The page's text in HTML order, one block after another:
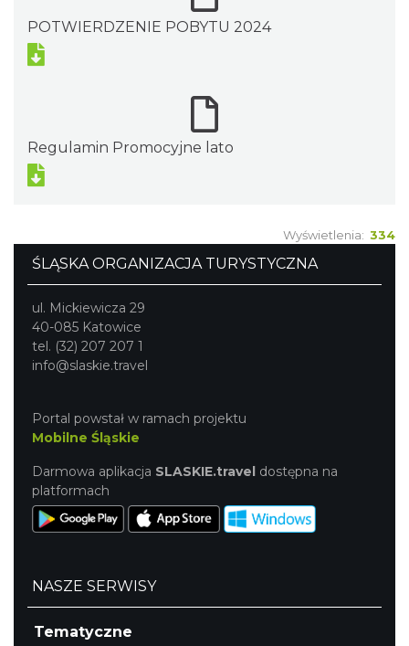
POTWIERDZENIE POBYTU 2024
Regulamin Promocyjne lato
Wyświetlenia: 334
ŚLĄSKA ORGANIZACJA TURYSTYCZNA
ul. Mickiewicza 29
40-085 Katowice
tel. (32) 207 207 1
info@slaskie.travel
Portal powstał w ramach projektu
Mobilne Śląskie
Darmowa aplikacja SLASKIE.travel dostępna na
platformach
NASZE SERWISY
Tematyczne